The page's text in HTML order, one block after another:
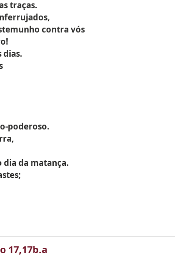
traças.
contra vós
dias.
poderoso.
dia da matança.
17,17b.a